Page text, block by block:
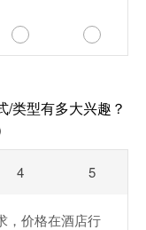
/类型有多大兴趣？
4 5
，价格在酒店行